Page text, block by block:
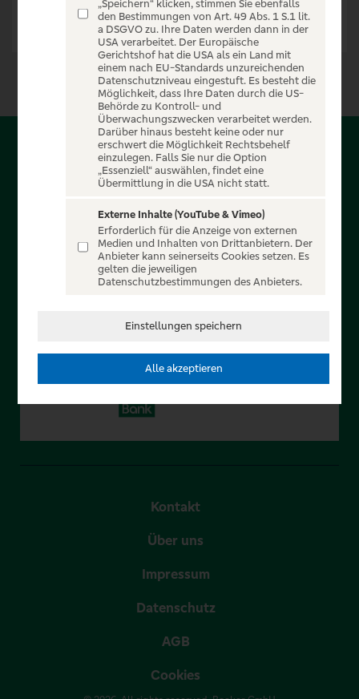
Über PSD-Entertain
Service für alle Kunden der PSD Banken. Auf unserem
einzigartigen Portal finden Sie Tickets für atemberaubende
Konzerte, Musicals und Shows, die Fußball-Bundesliga sowie
die Champions League und die Europa League.
In Zusammenarbeit mit
Kontakt
Über uns
Impressum
Datenschutz
AGB
Cookies
„Speichern“ klicken, stimmen Sie ebenfalls
den Bestimmungen von Art. 49 Abs. 1 S.1 lit.
a DSGVO zu. Ihre Daten werden dann in der
USA verarbeitet. Der Europäische
Gerichtshof hat die USA als ein Land mit
einem nach EU-Standards unzureichenden
Datenschutzniveau eingestuft. Es besteht die
Möglichkeit, dass Ihre Daten durch die US-
Behörde zu Kontroll- und
Überwachungszwecken verarbeitet werden.
Darüber hinaus besteht keine oder nur
erschwert die Möglichkeit Rechtsbehelf
einzulegen. Falls Sie nur die Option
„Essenziell“ auswählen, findet eine
Übermittlung in die USA nicht statt.
Externe Inhalte (YouTube & Vimeo)
Erforderlich für die Anzeige von externen
Medien und Inhalten von Drittanbietern. Der
Anbieter kann seinerseits Cookies setzen. Es
gelten die jeweiligen
Datenschutzbestimmungen des Anbieters.
Einstellungen speichern
Alle akzeptieren